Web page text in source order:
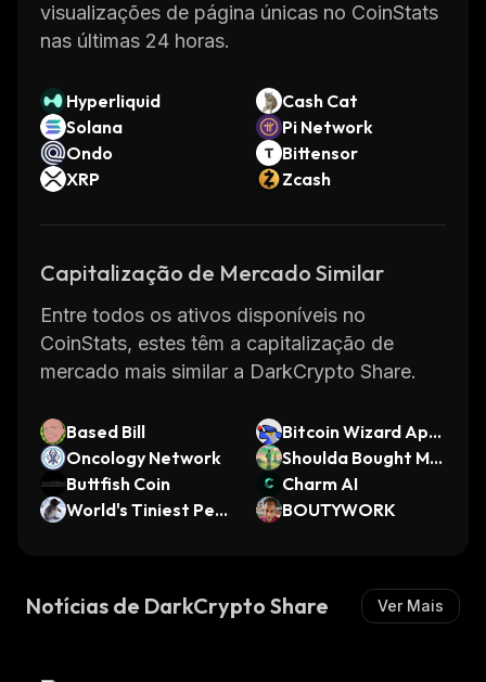
visualizações de página únicas no CoinStats
nas últimas 24 horas.
Hyperliquid
Cash Cat
Solana
Pi Network
Ondo
Bittensor
XRP
Zcash
Capitalização de Mercado Similar
Entre todos os ativos disponíveis no
CoinStats, estes têm a capitalização de
mercado mais similar a DarkCrypto Share.
Based Bill
Bitcoin Wizard Appl
e Hurler
Oncology Network
Shoulda Bought Mo
re
Buttfish Coin
Charm AI
World's Tiniest Pen
BOUTYWORK
Notícias de DarkCrypto Share Ver Mais